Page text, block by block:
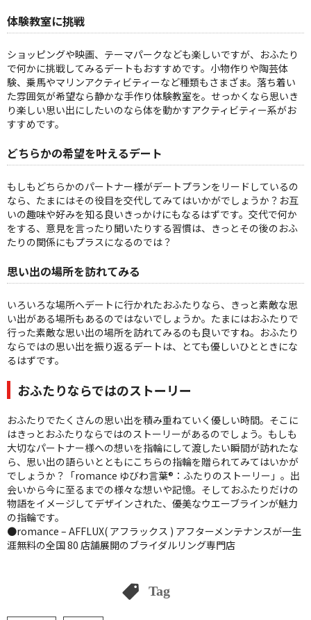
体験教室に挑戦
ショッピングや映画、テーマパークなども楽しいですが、おふたり
で何かに挑戦してみるデートもおすすめです。小物作りや陶芸体
験、乗馬やマリンアクティビティーなど種類もさまざま。落ち着い
た雰囲気が希望なら静かな手作り体験教室を。せっかくなら思いき
り楽しい思い出にしたいのなら体を動かすアクティビティー系がお
すすめです。
どちらかの希望を叶えるデート
もしもどちらかのパートナー様がデートプランをリードしているの
なら、たまにはその役目を交代してみてはいかがでしょうか？お互
いの趣味や好みを知る良いきっかけにもなるはずです。交代で何か
をする、意見を言ったり聞いたりする習慣は、きっとその後のおふ
たりの関係にもプラスになるのでは？
思い出の場所を訪れてみる
いろいろな場所へデートに行かれたおふたりなら、きっと素敵な思
い出がある場所もあるのではないでしょうか。たまにはおふたりで
行った素敵な思い出の場所を訪れてみるのも良いですね。おふたり
ならではの思い出を振り返るデートは、とても優しいひとときにな
るはずです。
おふたりならではのストーリー
おふたりでたくさんの思い出を積み重ねていく優しい時間。そこに
はきっとおふたりならではのストーリーがあるのでしょう。もしも
大切なパートナー様への想いを指輪にして渡したい瞬間が訪れたな
ら、思い出の語らいとともにこちらの指輪を贈られてみてはいかが
でしょうか？「romance ゆびわ言葉®：ふたりのストーリー」。出
会いから今に至るまでの様々な想いや記憶。そしておふたりだけの
物語をイメージしてデザインされた、優美なウエーブラインが魅力
の指輪です。
●romance – AFFLUX( アフラックス ) アフターメンテナンスが一生
涯無料の全国 80 店舗展開のブライダルリング専門店
Tag